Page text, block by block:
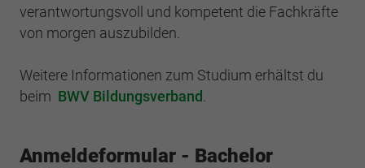
verantwortungsvoll und kompetent die Fachkräfte
von morgen auszubilden.
Weitere Informationen zum Studium erhältst du
beim BWV Bildungsverband
Anmeldeformular - Bachelor